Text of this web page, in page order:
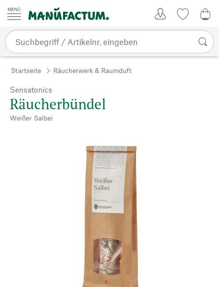
Zum Inhalt springen
Startseite Räucherwerk & Raumduft
Sensatonics
Räucherbündel
Weißer Salbei